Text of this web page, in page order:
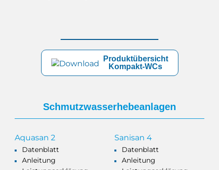
Produktübersicht
Kompakt-WCs
Schmutzwasserhebeanlagen
Aquasan 2
Datenblatt
Anleitung
Sanisan 4
Datenblatt
Anleitung